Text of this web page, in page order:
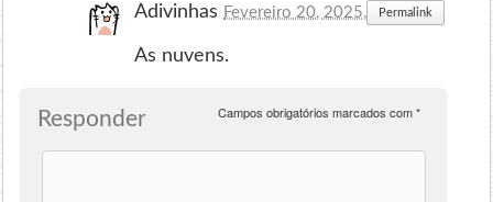
Adivinhas Fevereiro 20, 2025, às 18:16
Permalink
As nuvens.
Responder Campos obrigatórios marcados com*